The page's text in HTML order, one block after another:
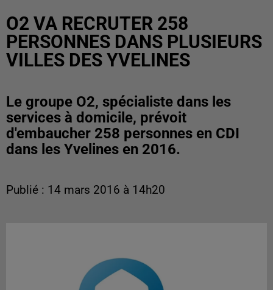
O2 VA RECRUTER 258
PERSONNES DANS PLUSIEURS
VILLES DES YVELINES
Le groupe O2, spécialiste dans les
services à domicile, prévoit
d'embaucher 258 personnes en CDI
dans les Yvelines en 2016.
Publié : 14 mars 2016 à 14h20